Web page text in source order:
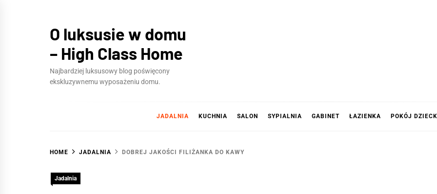
O luksusie w domu
– High Class Home
Najbardziej luksusowy blog poświęcony
ekskluzywnemu wyposażeniu domu.
JADALNIA KUCHNIA SALON SYPIALNIA GABINET ŁAZIENKA POKÓJ
HOME JADALNIA DOBREJ JAKOŚCI FILIŻANKA DO KAWY
Jadalnia